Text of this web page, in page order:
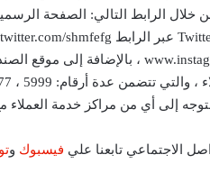
إلى أي من مراكز خدمة العملاء
الاجتماعي تابعنا علي فيسبوك و